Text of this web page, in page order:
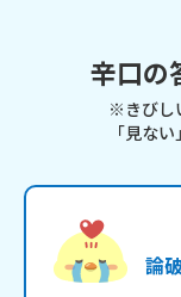
辛口の
※きびし
「見な
論